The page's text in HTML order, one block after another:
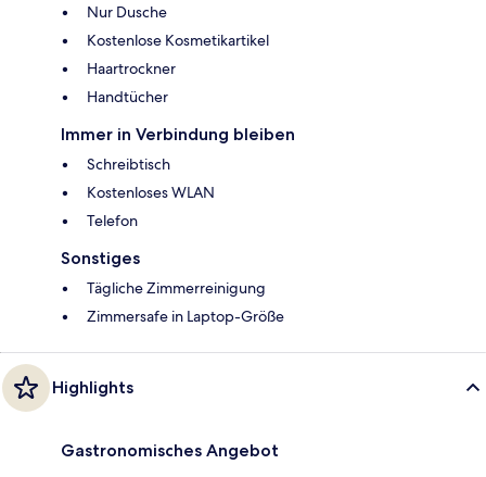
Nur Dusche
Kostenlose Kosmetikartikel
Haartrockner
Handtücher
Immer in Verbindung bleiben
Schreibtisch
Kostenloses WLAN
Telefon
Sonstiges
Tägliche Zimmerreinigung
Zimmersafe in Laptop-Größe
Highlights
Gastronomisches Angebot